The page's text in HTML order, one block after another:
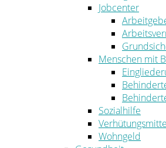
Jobcenter
Menschen mit
Sozialhilfe
Wohngeld